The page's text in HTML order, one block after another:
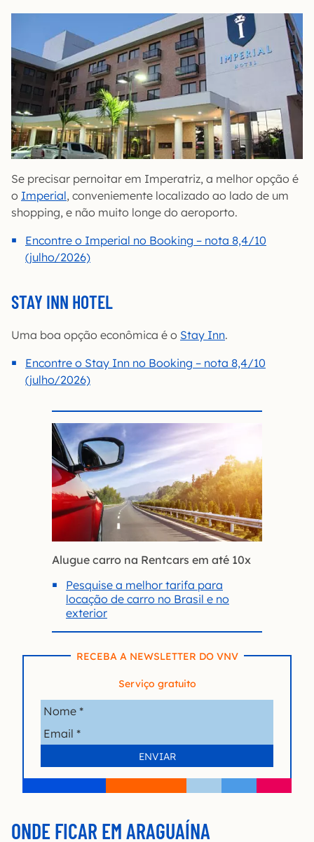
Se precisar pernoitar em Imperatriz, a melhor opção é
o Imperial, conveniemente localizado ao lado de um
shopping, e não muito longe do aeroporto.
Encontre o Imperial no Booking – nota 8,4/10
(julho/2026)
STAY INN HOTEL
Uma boa opção econômica é o Stay Inn.
Encontre o Stay Inn no Booking – nota 8,4/10
(julho/2026)
Alugue carro na Rentcars em até 10x
Pesquise a melhor tarifa para
locação de carro no Brasil e no
exterior
RECEBA A NEWSLETTER DO VNV
Serviço gratuito
ONDE FICAR EM ARAGUAÍNA